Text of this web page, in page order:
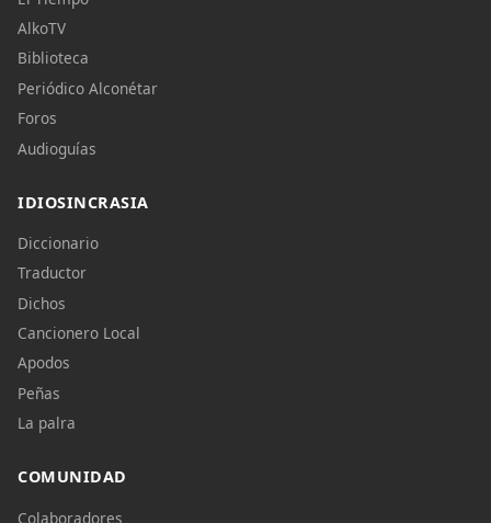
AlkoTV
Biblioteca
Periódico Alconétar
Foros
Audioguías
IDIOSINCRASIA
Diccionario
Traductor
Dichos
Cancionero Local
Apodos
Peñas
La palra
COMUNIDAD
Colaboradores